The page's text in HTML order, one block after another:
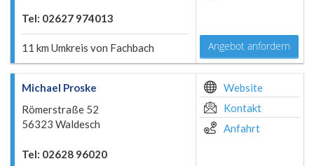
Tel: 02627 974013
11 km Umkreis von Fachbach Angebot anfordern
Michael Proske
Römerstraße 52
56323 Waldesch
Tel: 02628 96020
Website
Kontakt
Anfahrt